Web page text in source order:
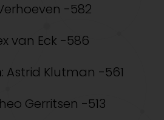
-582
van Eck -586
: Astrid Klutman -561
Gerritsen -513